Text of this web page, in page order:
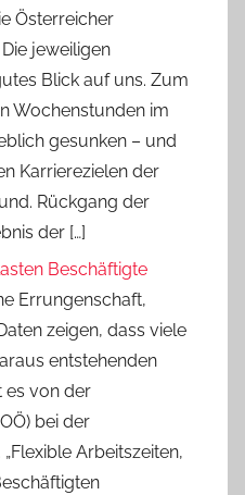
Österreicher
jeweiligen
Blick auf uns. Zum
Wochenstunden im
gesunken – und
Karrierezielen der
Rückgang der
der […]
Beschäftigte
Errungenschaft,
zeigen, dass viele
entstehenden
es von der
bei der
Arbeitszeiten,